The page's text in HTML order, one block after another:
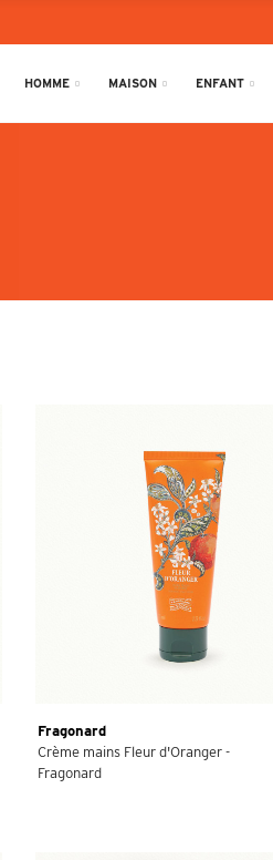
HOMME MAISON ENFANT
Fragonard
Crème mains Fleur d'Oranger -
Fragonard